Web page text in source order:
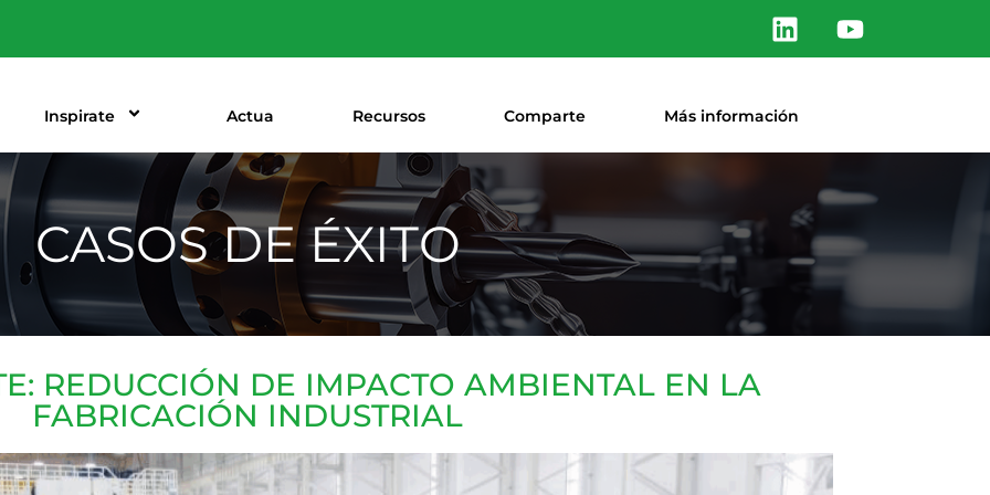
Inspirate Actua Recursos Comparte Más información
CASOS DE ÉXITO
REDUCCIÓN DE IMPACTO AMBIENTAL EN LA
FABRICACIÓN INDUSTRIAL